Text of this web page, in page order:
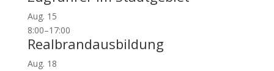
Aug. 15
8:00–17:00
Realbrandausbildung
Aug. 18